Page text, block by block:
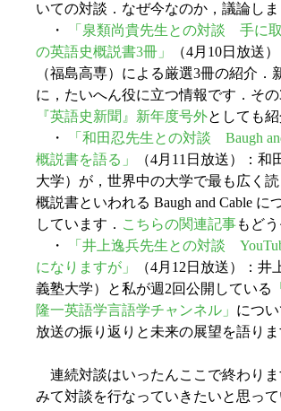
いての対談．なぜ今なのか，議論しま
・
「泉類尚貴先生との対談 手に
の英語史概説書3冊」
（4月10日放送
（福島高専）による厳選3冊の紹介．
に，たいへん役に立つ情報です．そ
『英語史新聞』新年度号外としても
・
「和田忍先生との対談 Baugh
概説書を語る」
（4月11日放送）：和
大学）が，世界中の大学で最も広く
概説書といわれる Baugh and Cable に
しています． こちらの関連記事もどう
・
「井上逸兵先生との対談
になりますが」
（4月12日放送）：井
義塾大学）と私が週2回公開している
隆一英語学言語学チャンネル」 につ
放送の振り返りと未来の展望を語りま
連続対談はいったんここで終わり
みて対談を行なっていきたいと思って